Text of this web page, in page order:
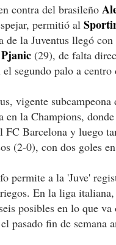
contra del brasileño
permitió al
de la Juventus llegó
(29), de falta
el segundo palo a
vigente
en la Champions,
FC Barcelona y luego
(2-0), con dos goles
permite a la 'Juve'
En la liga
posibles en lo que
pasado fin de semana